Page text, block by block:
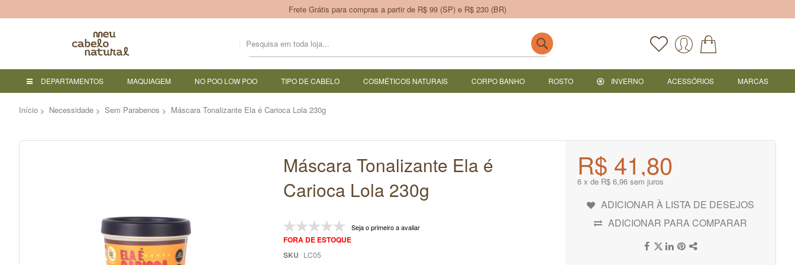
Frete Grátis para compras a partir de R$ 99 (SP) e R$ 230 (BR)
DEPARTAMENTOS MAQUIAGEM NO POO LOW POO TIPO DE CABELO COSMÉTICOS NATURAIS CORPO BANHO ROSTO INVERNO ACESSÓRIOS MARCAS
Início Necessidade Sem Parabenos Máscara Tonalizante Ela é Carioca Lola 230g
Máscara Tonalizante Ela é
Carioca Lola 230g
Seja o primeiro a avaliar
FORA DE ESTOQUE
SKU LC05
R$ 41,80
6 x de R$ 6,96 sem juros
ADICIONAR À LISTA DE DESEJOS
ADICIONAR PARA COMPARAR